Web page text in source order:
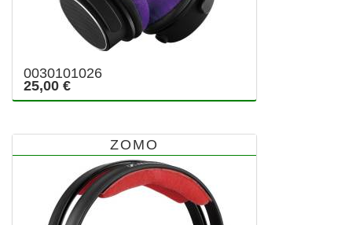
0030101026
25,00 €
ZOMO